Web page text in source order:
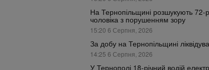
На Тернопільщині розшукують 72-
чоловіка з порушенням зору
15:20 6 Серпня, 2026
За добу на Тернопільщині
14:25 6 Серпня, 2026
У Тернополі 18-річний водій